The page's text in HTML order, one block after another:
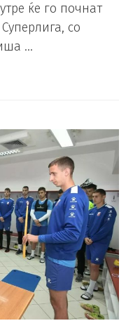
ќе го почнат
со
…